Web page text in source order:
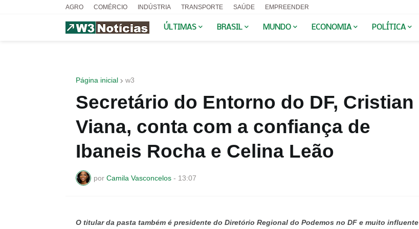
AGRO COMÉRCIO INDÚSTRIA TRANSPORTE SAÚDE EMPREENDER
ÚLTIMAS BRASIL MUNDO ECONOMIA POLÍTICA
Página inicial w3
Secretário do Entorno do DF, Cristian
Viana, conta com a confiança de
Ibaneis Rocha e Celina Leão
por Camila Vasconcelos - 13:07
O titular da pasta também é presidente do Diretório Regional do Podemos no DF e muito influente